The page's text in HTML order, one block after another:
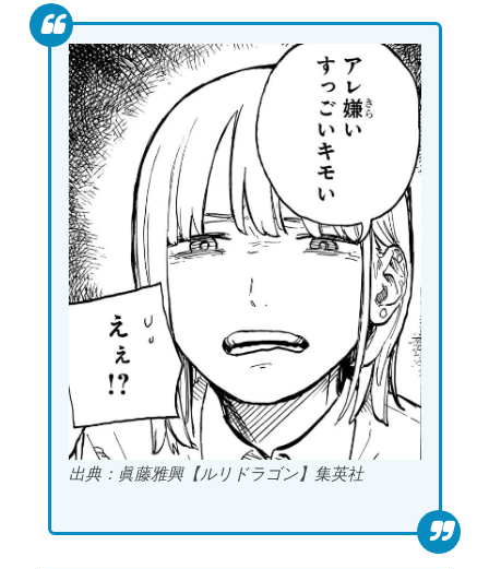
出典：眞藤雅興【ルリドラゴン】集英社